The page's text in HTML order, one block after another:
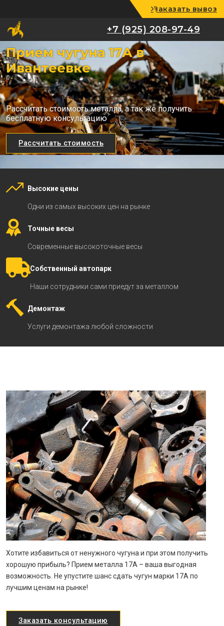
+7 (925) 208-97-49
Заказать вывоз
+7 (925) 208-97-49
Прием чугуна 17А в
Ивантеевке
Рассчитать стоимость металла, а так же получить
бесплатную консультацию
Рассчитать стоимость
Высокие цены
Одни из самых высоких цен на рынке
Точные весы
Современные высокоточные весы
Собственный автопарк
Наши сотрудники сами приедут за металлом
Демонтаж
Услуги демонтажа любой сложности
Хотите избавиться от ненужного чугуна и при этом получить
хорошую прибыль? Прием металла 17А – ваша выгодная
возможность. Не упустите шанс сдать чугун марки 17A по
лучшим ценам на рынке!
Заказать консультацию